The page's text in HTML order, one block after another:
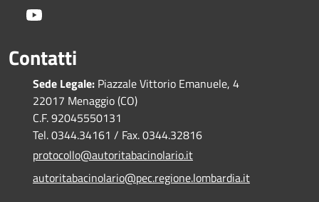
Contatti
Sede Legale: Piazzale Vittorio Emanuele, 4
22017 Menaggio (CO)
C.F. 92045550131
Tel. 0344.34161 / Fax. 0344.32816
protocollo@autoritabacinolario.it
autoritabacinolario@pec.regione.lombardia.it